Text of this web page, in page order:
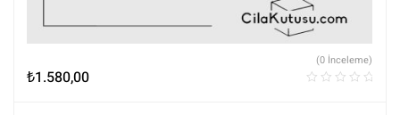
₺1.580,00
(0 İnceleme)